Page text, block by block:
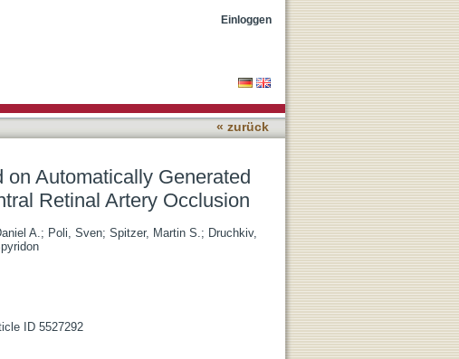
Spectralis SD-OCT Values in
Einloggen
« zurück
Automatically Generated
Retinal Artery Occlusion
A.; Poli, Sven; Spitzer, Martin S.; Druchkiv,
ID 5527292